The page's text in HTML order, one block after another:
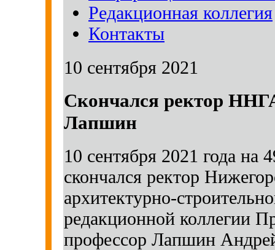
Редакционная коллегия
Контакты
10 сентября 2021
Скончался ректор
Лапшин
10 сентября 2021 года на
скончался ректор
архитектурно-
редакционной коллегии
профессор Лапшин